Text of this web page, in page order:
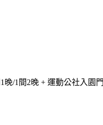
/1間2晚 + 運動公社入園